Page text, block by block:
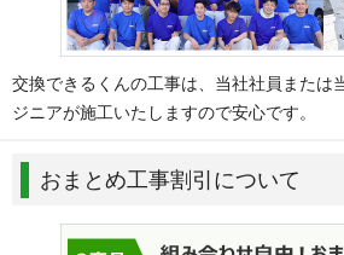
交換できるくんの工事は、当社社員または
ジニアが施工いたしますので安心です。
おまとめ工事割引について